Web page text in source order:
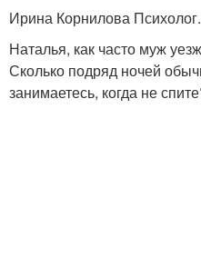
Ирина Корнилова
Наталья, как часто муж
Сколько подряд ночей
занимаетесь, когда не